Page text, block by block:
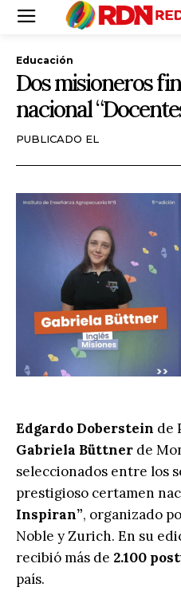
Educación
Dos misioneros
nacional
PUBLICADO EL
Edgardo Doberstein de
Gabriela Büttner de
seleccionados entre los
prestigioso certamen
Inspiran”, organizado
Noble y Zurich. En su
recibió más de 2.100
país.